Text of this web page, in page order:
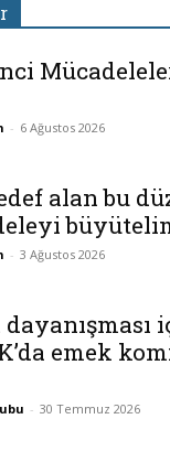
- 6 Ağustos 2026
alan bu
- 3 Ağustos 2026
emek
- 30 Temmuz 2026